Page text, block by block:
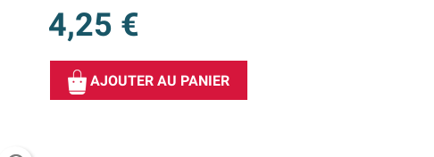
4,25 €
AJOUTER AU PANIER